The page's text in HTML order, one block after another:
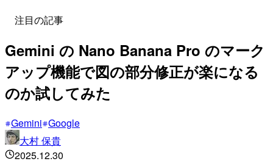
注目の記事
Gemini の Nano Banana Pro のマーク
アップ機能で図の部分修正が楽になる
のか試してみた
Gemini Google
大村 保貴
2025.12.30